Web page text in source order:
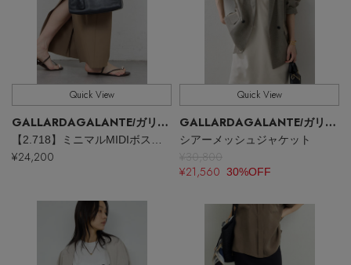
Quick View
GALLARDAGALANTE/ガリャルダガランテ
¥24,200
Quick View
GALLARDAGALANTE/ガリャルダガランテ
シアーメッシュジャケット
¥30,800
¥21,560 30%OFF